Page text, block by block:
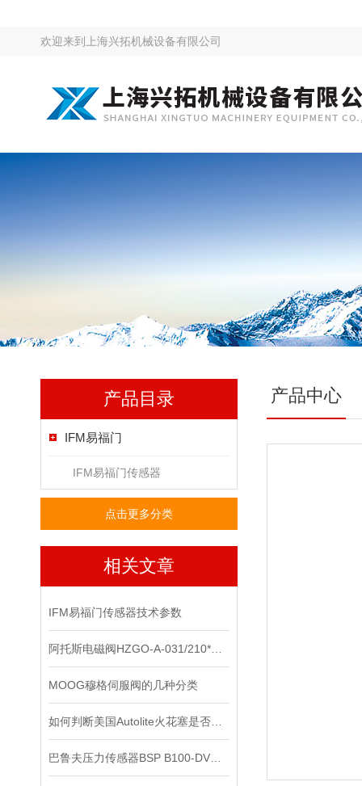
欢迎来到 上海兴拓机械设备有限公司
产品目录
IFM易福门
IFM易福门传感器
点击更多分类
相关文章
IFM易福门传感器技术参数
MOOG穆格伺服阀的几种分类
产品中心